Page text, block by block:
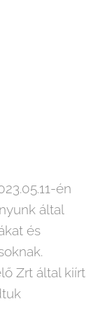
én
által
és
Zrt által kiírt